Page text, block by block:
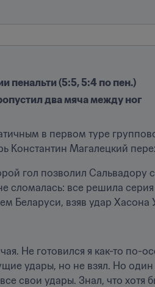
пенальти (5:5, 5:4 по пен.)
два мяча между ног
в первом туре
Константин Магалецкий
гол позволил Сальвадору
все решила серия
Беларуси, взяв удар Хасона
Не готовился я как-то по-
удары, но не взял. Но один
свои удары. Знал, что хотя